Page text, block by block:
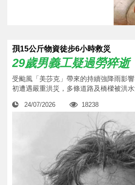
孭15公斤物資徒步6小時救災
29歲男義工疑過勞猝逝
受颱風「美莎克」帶來的持續強降雨影
初遭遇嚴重洪災，多條道路及橋樑被洪水
24/07/2026 18238